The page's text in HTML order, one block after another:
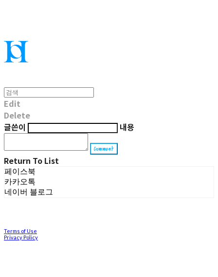
Edit
Delete
글쓴이
내용
Comment
Return To List
페이스북
카카오톡
네이버 블로그
Terms of Use
Privacy Policy